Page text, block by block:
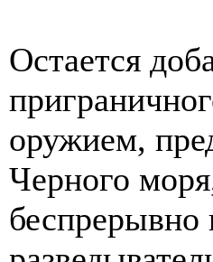
Остается
оружием,
Черного
беспрерывно